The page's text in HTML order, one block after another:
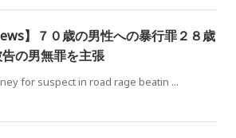
】７０歳の男性への暴行罪２８歳
の男無罪を主張
for suspect in road rage beatin ...